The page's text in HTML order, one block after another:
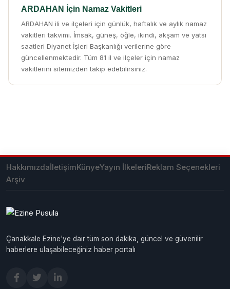
ARDAHAN İçin Namaz Vakitleri
ARDAHAN ili ve ilçeleri için günlük, haftalık ve aylık namaz
vakitleri takvimi. İmsak, güneş, öğle, ikindi, akşam ve yatsı
saatleri Diyanet İşleri Başkanlığı verilerine göre
güncellenmektedir. Tüm 81 il ve ilçeler için namaz
vakitlerini sitemizden takip edebilirsiniz.
HakkımızdaİletişimKünyeYayın İlkeleriReklam Seçenekleri
Arşiv
Çanakkale Ezine'ye dair tüm son dakika, güncel ve güvenilir
haberlere ulaşabileceğiniz haber portalı